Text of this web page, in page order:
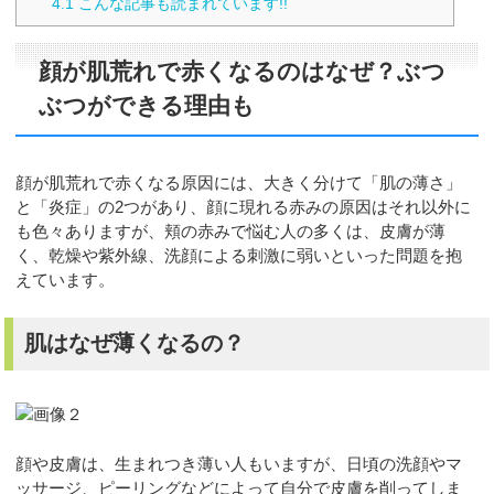
顔が肌荒れで赤くなるのはなぜ？ぶつ
ぶつができる理由も
顔が肌荒れで赤くなる原因には、大きく分けて「肌の薄さ」
と「炎症」の2つがあり、顔に現れる赤みの原因はそれ以外に
も色々ありますが、頬の赤みで悩む人の多くは、皮膚が薄
く、乾燥や紫外線、洗顔による刺激に弱いといった問題を抱
えています。
肌はなぜ薄くなるの？
顔や皮膚は、生まれつき薄い人もいますが、日頃の洗顔やマ
ッサージ、ピーリングなどによって自分で皮膚を削ってしま